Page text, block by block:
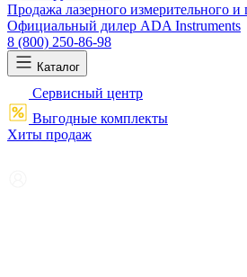
Продажа лазерного измерительного и
Официальный дилер ADA Instruments
8 (800) 250-86-98
Каталог
Сервисный центр
Выгодные комплекты
Хиты продаж